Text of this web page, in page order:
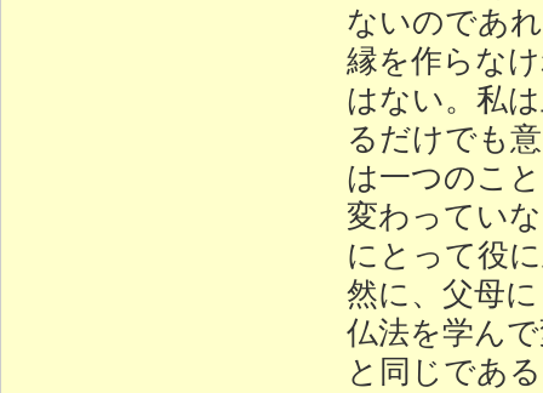
ないのであ
縁を作らな
はない。私
るだけでも
は一つのこ
変わってい
にとって役
然に、父母
仏法を学ん
と同じであ